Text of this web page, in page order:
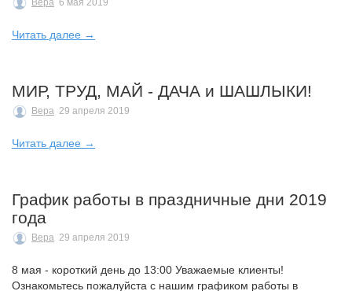
Вера 6 мая 2019
Читать далее →
МИР, ТРУД, МАЙ - ДАЧА и ШАШЛЫКИ!
Вера 29 апреля 2019
Читать далее →
График работы в праздничные дни 2019
года
Вера 29 апреля 2019
8 мая - короткий день до 13:00 Уважаемые клиенты!
Ознакомьтесь пожалуйста с нашим графиком работы в